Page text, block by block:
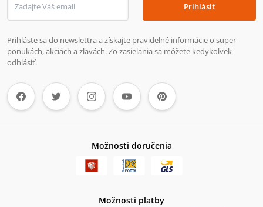
Prihlásiť
Prihláste sa do newslettra a získajte pravidelné informácie o super
ponukách, akciách a zľavách. Zo zasielania sa môžete kedykoľvek
odhlásiť.
Možnosti doručenia
Možnosti platby